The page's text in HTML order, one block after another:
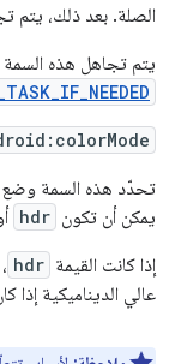
الصلة. بعد ذلك، يتم
يتم تجاهل هذه
تحدّد هذه السمة وضع
يمكن أن تكون hdr
إذا كانت القيمة hdr
عالي الديناميكية إذا